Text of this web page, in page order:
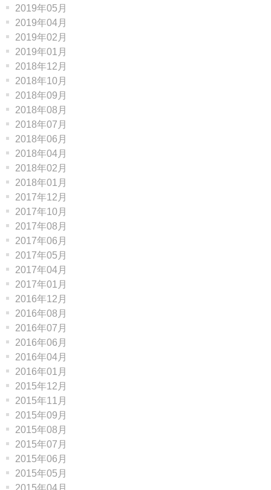
2019年05月
2019年04月
2019年02月
2019年01月
2018年12月
2018年10月
2018年09月
2018年08月
2018年07月
2018年06月
2018年04月
2018年02月
2018年01月
2017年12月
2017年10月
2017年08月
2017年06月
2017年05月
2017年04月
2017年01月
2016年12月
2016年08月
2016年07月
2016年06月
2016年04月
2016年01月
2015年12月
2015年11月
2015年09月
2015年08月
2015年07月
2015年06月
2015年05月
2015年04月